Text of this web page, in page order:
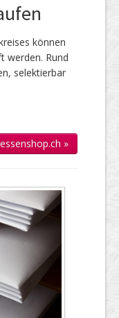
kön­nen
werden. Rund
selek­tierbar
»